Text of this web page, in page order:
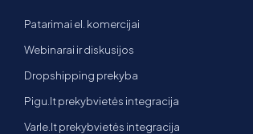
Patarimai el. komercijai
Webinarai ir diskusijos
Dropshipping prekyba
Pigu.lt prekybvietės integracija
Varle.lt prekybvietės integracija